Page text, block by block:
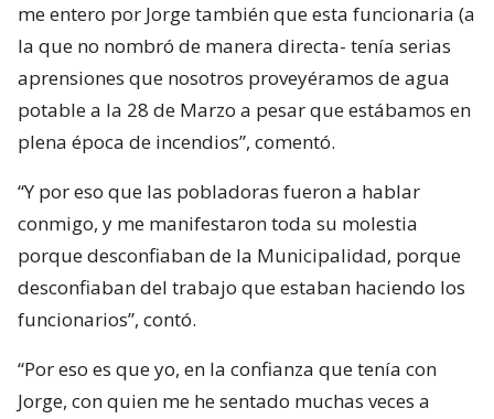
me entero por Jorge también que esta funcionaria (a
la que no nombró de manera directa- tenía serias
aprensiones que nosotros proveyéramos de agua
potable a la 28 de Marzo a pesar que estábamos en
plena época de incendios”, comentó.
“Y por eso que las pobladoras fueron a hablar
conmigo, y me manifestaron toda su molestia
porque desconfiaban de la Municipalidad, porque
desconfiaban del trabajo que estaban haciendo los
funcionarios”, contó.
“Por eso es que yo, en la confianza que tenía con
Jorge, con quien me he sentado muchas veces a